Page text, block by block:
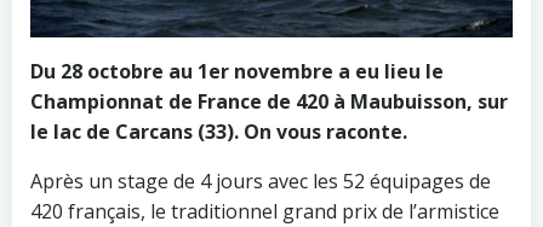
Du 28 octobre au 1er novembre a eu lieu le
Championnat de France de 420 à Maubuisson, sur
le lac de Carcans (33). On vous raconte.
Après un stage de 4 jours avec les 52 équipages de
420 français, le traditionnel grand prix de l’armistice